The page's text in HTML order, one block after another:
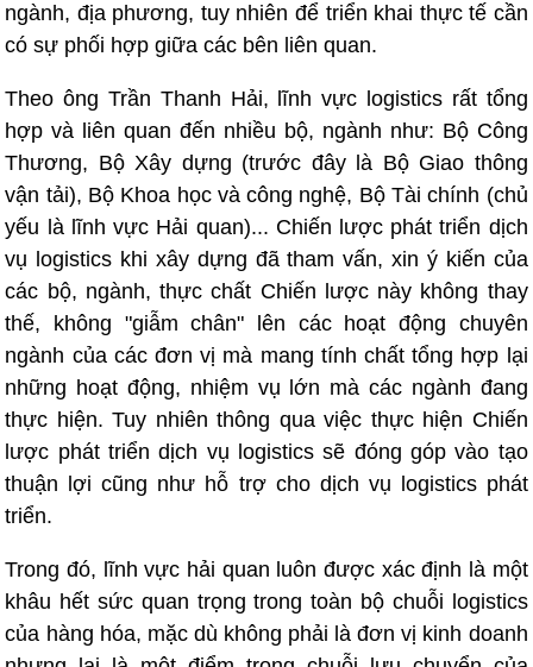
ngành, địa phương, tuy nhiên để triển khai thực tế cần
có sự phối hợp giữa các bên liên quan.
Theo ông Trần Thanh Hải, lĩnh vực logistics rất tổng
hợp và liên quan đến nhiều bộ, ngành như: Bộ Công
Thương, Bộ Xây dựng (trước đây là Bộ Giao thông
vận tải), Bộ Khoa học và công nghệ, Bộ Tài chính (chủ
yếu là lĩnh vực Hải quan)... Chiến lược phát triển dịch
vụ logistics khi xây dựng đã tham vấn, xin ý kiến của
các bộ, ngành, thực chất Chiến lược này không thay
thế, không "giẫm chân" lên các hoạt động chuyên
ngành của các đơn vị mà mang tính chất tổng hợp lại
những hoạt động, nhiệm vụ lớn mà các ngành đang
thực hiện. Tuy nhiên thông qua việc thực hiện Chiến
lược phát triển dịch vụ logistics sẽ đóng góp vào tạo
thuận lợi cũng như hỗ trợ cho dịch vụ logistics phát
triển.
Trong đó, lĩnh vực hải quan luôn được xác định là một
khâu hết sức quan trọng trong toàn bộ chuỗi logistics
của hàng hóa, mặc dù không phải là đơn vị kinh doanh